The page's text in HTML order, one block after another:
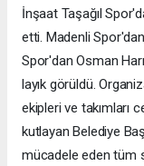
İnşaat Taşağıl
etti. Madenli
Spor'dan Osman
layık görüldü.
ekipleri ve takımları
kutlayan Belediye
mücadele eden tüm